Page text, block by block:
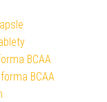
BCAA
BCAA